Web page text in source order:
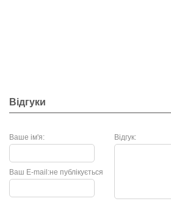
Відгуки
Ваше ім'я: Відгук:
не публікується
Ваш E-mail: